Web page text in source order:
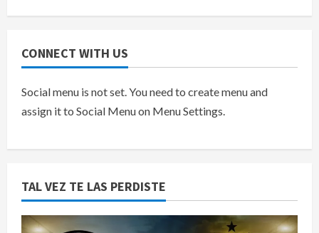
CONNECT WITH US
Social menu is not set. You need to create menu and
assign it to Social Menu on Menu Settings.
TAL VEZ TE LAS PERDISTE